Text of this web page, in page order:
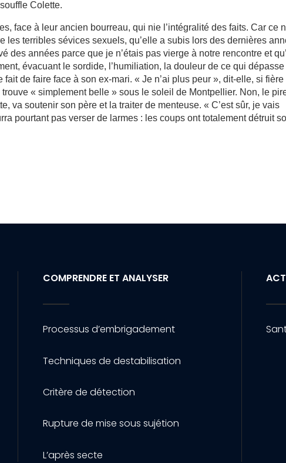
Colette.
face à leur ancien bourreau, qui nie l’intégralité des faits. Car ce
les terribles sévices sexuels, qu’elle a subis lors des dernières
des années parce que je n’étais pas vierge à notre rencontre et
évacuant le sordide, l’humiliation, la douleur de ce qui dépasse
fait de faire face à son ex-mari. « Je n’ai plus peur », dit-elle, si fière
« simplement belle » sous le soleil de Montpellier. Non, le
va soutenir son père et la traiter de menteuse. « C’est sûr, je vais
pourtant pas verser de larmes : les coups ont totalement détruit
COMPRENDRE ET ANALYSER
Processus d’embrigadement
Techniques de destabilisation
Critère de détection
Rupture de mise sous sujétion
L’après secte